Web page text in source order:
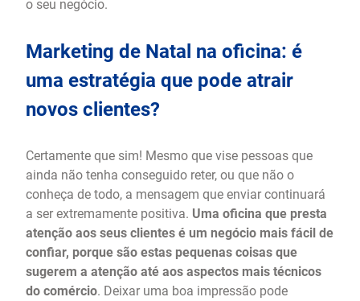
o seu negócio.
Marketing de Natal na oficina: é
uma estratégia que pode atrair
novos clientes?
Certamente que sim! Mesmo que vise pessoas que
ainda não tenha conseguido reter, ou que não o
conheça de todo, a mensagem que enviar continuará
a ser extremamente positiva. Uma oficina que presta
atenção aos seus clientes é um negócio mais fácil de
confiar, porque são estas pequenas coisas que
sugerem a atenção até aos aspectos mais técnicos
do comércio. Deixar uma boa impressão pode